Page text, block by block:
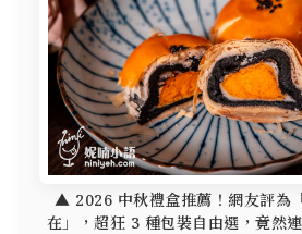
▲ 2026 中秋禮盒推薦！網友評為
在」，超狂 3 種包裝自由選，竟然